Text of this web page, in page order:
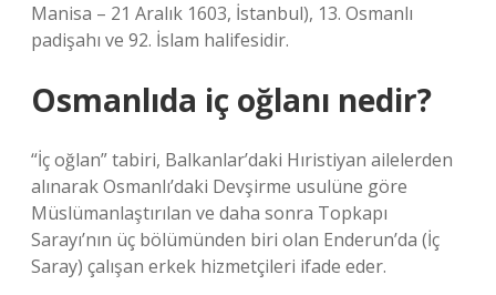
Manisa – 21 Aralık 1603, İstanbul), 13. Osmanlı
padişahı ve 92. İslam halifesidir.
Osmanlıda iç oğlanı nedir?
“İç oğlan” tabiri, Balkanlar’daki Hıristiyan ailelerden
alınarak Osmanlı’daki Devşirme usulüne göre
Müslümanlaştırılan ve daha sonra Topkapı
Sarayı’nın üç bölümünden biri olan Enderun’da (İç
Saray) çalışan erkek hizmetçileri ifade eder.